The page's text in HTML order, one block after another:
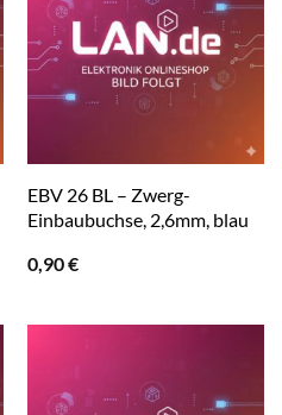
EBV 26 BL – Zwerg-
Einbaubuchse, 2,6mm, blau
0,90€